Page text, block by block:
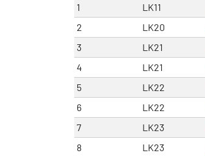
1
LK11
2
LK20
3
LK21
4
LK21
5
LK22
6
LK22
7
LK23
8
LK23